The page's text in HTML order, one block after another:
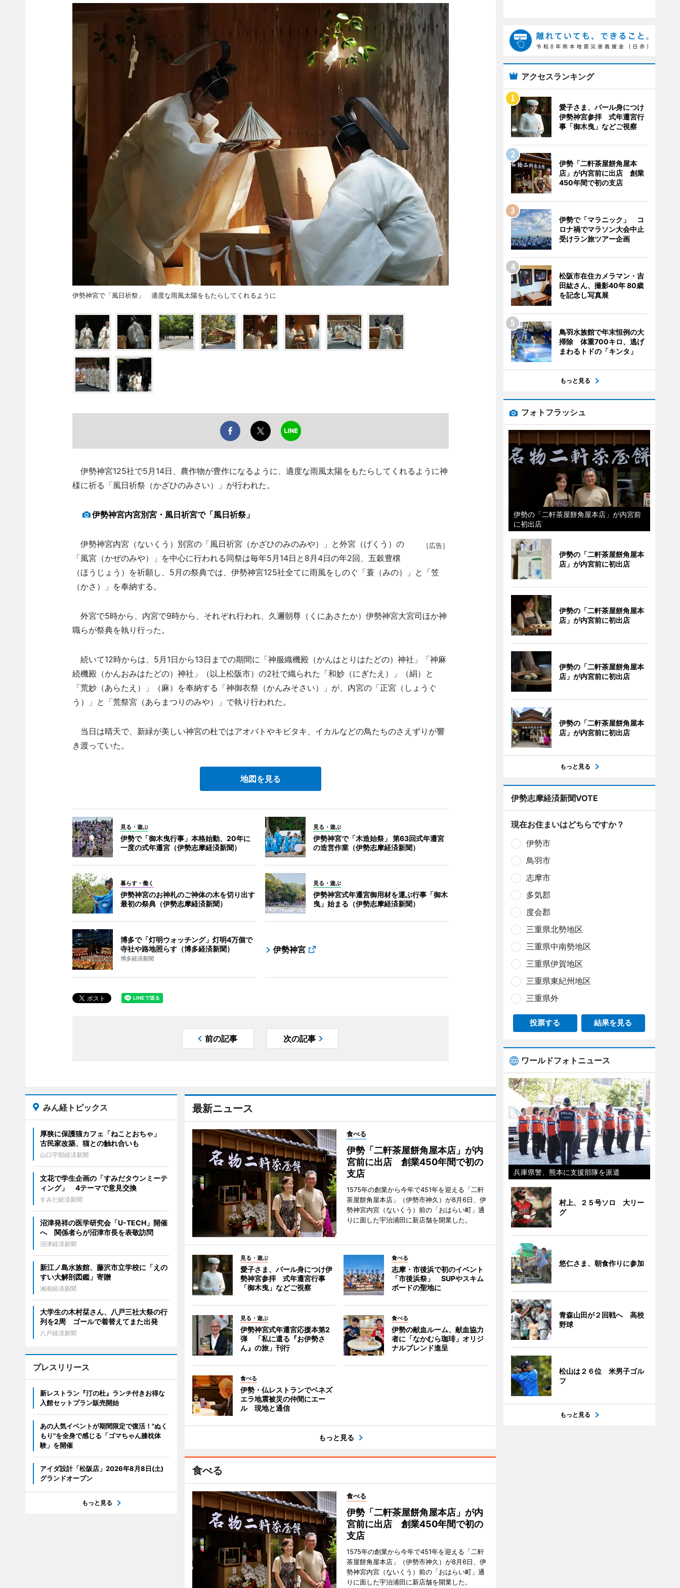
伊勢神宮で「風日祈祭」 適度な雨風太陽をもたらしてくれるように
伊勢神宮125社で5月14日、農作物が豊作になるように、適度な雨風太陽をもたらしてくれるように神
様に祈る「風日祈祭（かざひのみさい）」が行われた。
伊勢神宮内宮別宮・風日祈宮で「風日祈祭」
［広告］
伊勢神宮内宮（ないくう）別宮の「風日祈宮（かざひのみのみや）」と外宮（げくう）の
「風宮（かぜのみや）」を中心に行われる同祭は毎年5月14日と8月4日の年2回、五穀豊穣
（ほうじょう）を祈願し、5月の祭典では、伊勢神宮125社全てに雨風をしのぐ「蓑（みの）」と「笠
（かさ）」を奉納する。
外宮で5時から、内宮で9時から、それぞれ行われ、久邇朝尊（くにあさたか）伊勢神宮大宮司ほか神
職らが祭典を執り行った。
続いて12時からは、5月1日から13日までの期間に「神服織機殿（かんはとりはたどの）神社」「神麻
続機殿（かんおみはたどの）神社」（以上松阪市）の2社で織られた「和妙（にぎたえ）」（絹）と
「荒妙（あらたえ）」（麻）を奉納する「神御衣祭（かんみそさい）」が、内宮の「正宮（しょうぐ
う）」と「荒祭宮（あらまつりのみや）」で執り行われた。
当日は晴天で、新緑が美しい神宮の杜ではアオバトやキビタキ、イカルなどの鳥たちのさえずりが響
き渡っていた。
地図を見る
見る・遊ぶ
伊勢で「御木曳行事」本格始動、20年に
一度の式年遷宮（伊勢志摩経済新聞）
見る・遊ぶ
伊勢神宮で「木造始祭」 第63回式年遷宮
の造営作業（伊勢志摩経済新聞）
暮らす・働く
伊勢神宮のお神札のご神体の木を切り出す
最初の祭典（伊勢志摩経済新聞）
見る・遊ぶ
伊勢神宮式年遷宮御用材を運ぶ行事「御木
曳」始まる（伊勢志摩経済新聞）
博多で「灯明ウォッチング」灯明4万個で
寺社や路地照らす（博多経済新聞）
博多経済新聞
伊勢神宮
前の記事 次の記事
最新ニュース
食べる
伊勢「二軒茶屋餅角屋本店」が内
宮前に出店 創業450年間で初の
支店
1575年の創業から今年で451年を迎える「二軒
茶屋餅角屋本店」（伊勢市神久）が8月6日、伊
勢神宮内宮（ないくう）前の「おはらい町」通
りに面した宇治浦田に新店舗を開業した。
見る・遊ぶ
愛子さま、パール身につけ伊
勢神宮参拝 式年遷宮行事
「御木曳」などご視察
食べる
志摩・市後浜で初のイベント
「市後浜祭」 SUPやスキム
ボードの聖地に
見る・遊ぶ
伊勢神宮式年遷宮応援本第2
弾 「私に還る『お伊勢さ
ん』の旅」刊行
食べる
伊勢の献血ルーム、献血協力
者に「なかむら珈琲」オリジ
ナルブレンド進呈
食べる
伊勢・仏レストランでベネズ
エラ地震被災の仲間にエー
ル 現地と通信
もっと見る
食べる
食べる
伊勢「二軒茶屋餅角屋本店」が内
宮前に出店 創業450年間で初の
支店
1575年の創業から今年で451年を迎える「二軒
茶屋餅角屋本店」（伊勢市神久）が8月6日、伊
勢神宮内宮（ないくう）前の「おはらい町」通
りに面した宇治浦田に新店舗を開業した。
みん経トピックス
厚狭に保護猫カフェ「ねことおちゃ」
古民家改築、猫との触れ合いも
山口宇部経済新聞
文花で学生企画の「すみだタウンミーテ
ィング」 4テーマで意見交換
すみだ経済新聞
沼津発祥の医学研究会「U-TECH」開催
へ 関係者らが沼津市長を表敬訪問
沼津経済新聞
新江ノ島水族館、藤沢市立学校に「えの
すい大解剖図鑑」寄贈
湘南経済新聞
大学生の木村栞さん、八戸三社大祭の行
列を2周 ゴールで着替えてまた出発
八戸経済新聞
プレスリリース
新レストラン『汀の杜』ランチ付きお得な
入館セットプラン販売開始
あの人気イベントが期間限定で復活！"ぬく
もり"を全身で感じる「ゴマちゃん膝枕体
験」を開催
アイダ設計「松阪店」2026年8月8日(土)
グランドオープン
もっと見る
アクセスランキング
愛子さま、パール身につけ
伊勢神宮参拝 式年遷宮行
事「御木曳」などご視察
伊勢「二軒茶屋餅角屋本
店」が内宮前に出店 創業
450年間で初の支店
伊勢で「マラニック」 コ
ロナ禍でマラソン大会中止
受けラン旅ツアー企画
松阪市在住カメラマン・吉
田紘さん、撮影40年 80歳
を記念し写真展
鳥羽水族館で年末恒例の大
掃除 体重700キロ、逃げ
まわるトドの「キンタ」
もっと見る
フォトフラッシュ
伊勢の「二軒茶屋餅角屋本店」が内宮前
に初出店
伊勢の「二軒茶屋餅角屋本
店」が内宮前に初出店
伊勢の「二軒茶屋餅角屋本
店」が内宮前に初出店
伊勢の「二軒茶屋餅角屋本
店」が内宮前に初出店
伊勢の「二軒茶屋餅角屋本
店」が内宮前に初出店
もっと見る
伊勢志摩経済新聞VOTE
現在お住まいはどちらですか？
伊勢市
鳥羽市
志摩市
多気郡
度会郡
三重県北勢地区
三重県中南勢地区
三重県伊賀地区
三重県東紀州地区
三重県外
投票する 結果を見る
ワールドフォトニュース
兵庫県警、熊本に支援部隊を派遣
村上、２５号ソロ 大リー
グ
悠仁さま、朝食作りに参加
青森山田が２回戦へ 高校
野球
松山は２６位 米男子ゴル
フ
もっと見る